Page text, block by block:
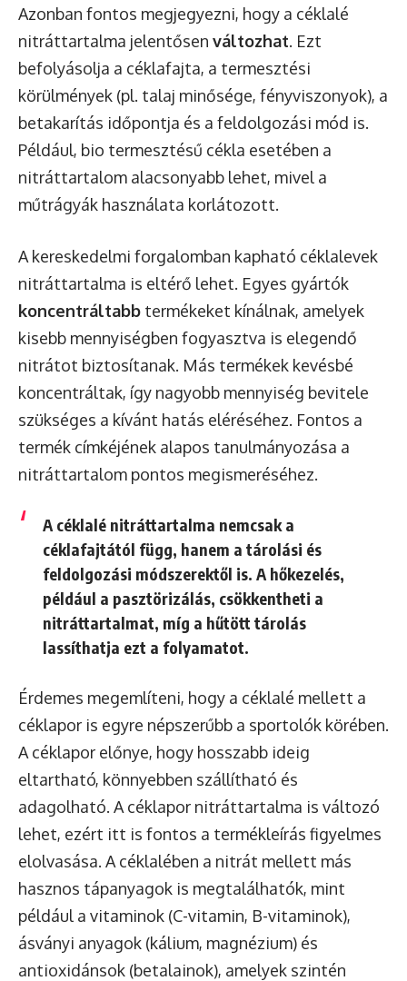
Azonban fontos megjegyezni, hogy a céklalé
nitráttartalma jelentősen változhat. Ezt
befolyásolja a céklafajta, a termesztési
körülmények (pl. talaj minősége, fényviszonyok), a
betakarítás időpontja és a feldolgozási mód is.
Például, bio termesztésű cékla esetében a
nitráttartalom alacsonyabb lehet, mivel a
műtrágyák használata korlátozott.
A kereskedelmi forgalomban kapható céklalevek
nitráttartalma is eltérő lehet. Egyes gyártók
koncentráltabb termékeket kínálnak, amelyek
kisebb mennyiségben fogyasztva is elegendő
nitrátot biztosítanak. Más termékek kevésbé
koncentráltak, így nagyobb mennyiség bevitele
szükséges a kívánt hatás eléréséhez. Fontos a
termék címkéjének alapos tanulmányozása a
nitráttartalom pontos megismeréséhez.
A céklalé nitráttartalma nemcsak a
céklafajtától függ, hanem a tárolási és
feldolgozási módszerektől is. A hőkezelés,
például a pasztörizálás, csökkentheti a
nitráttartalmat, míg a hűtött tárolás
lassíthatja ezt a folyamatot.
Érdemes megemlíteni, hogy a céklalé mellett a
céklapor is egyre népszerűbb a sportolók körében.
A céklapor előnye, hogy hosszabb ideig
eltartható, könnyebben szállítható és
adagolható. A céklapor nitráttartalma is változó
lehet, ezért itt is fontos a termékleírás figyelmes
elolvasása. A céklalében a nitrát mellett más
hasznos tápanyagok is megtalálhatók, mint
például a vitaminok (C-vitamin, B-vitaminok),
ásványi anyagok (kálium, magnézium) és
antioxidánsok (betalainok), amelyek szintén